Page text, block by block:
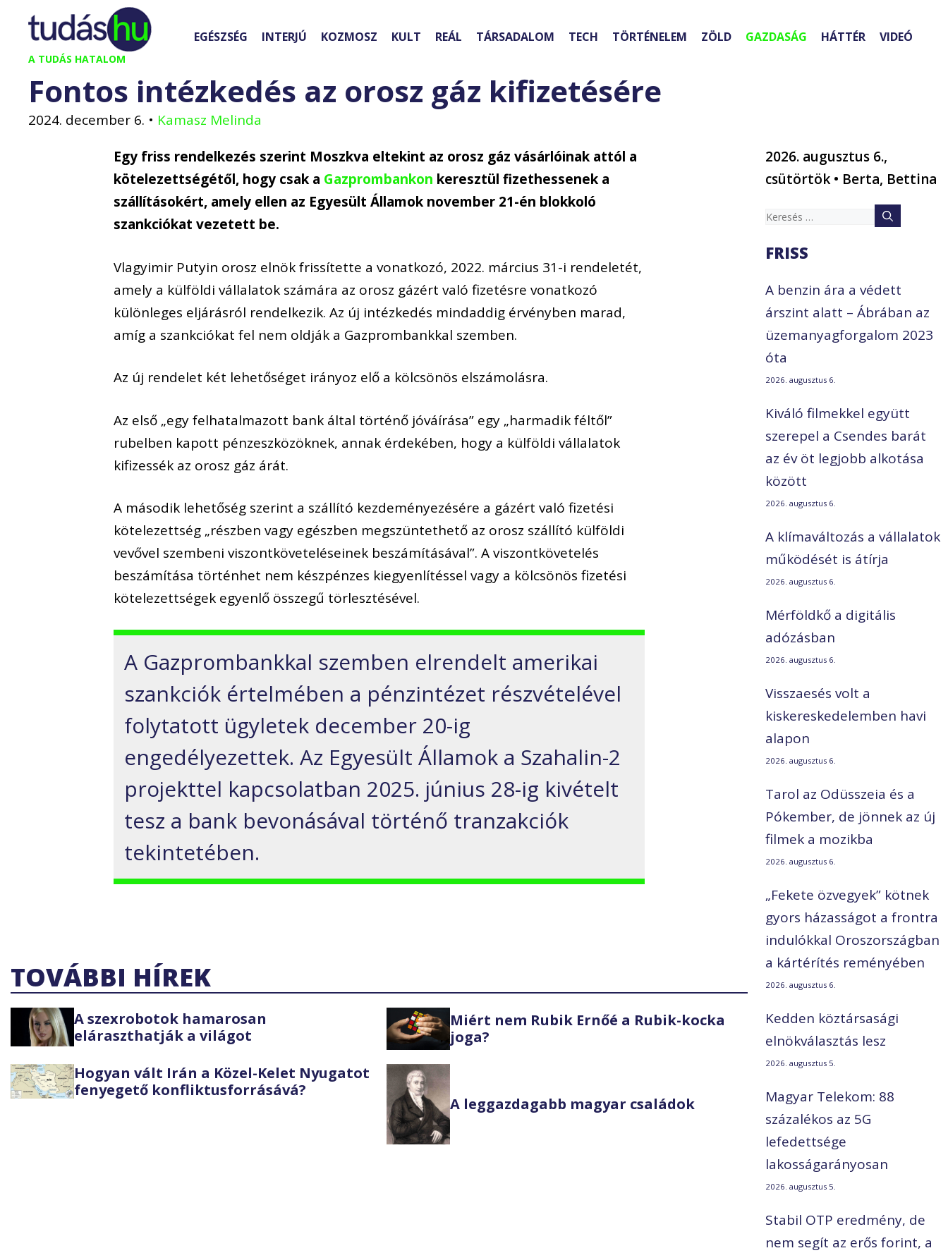
Kilépés
tartalomba
A TUDÁS HATALOM
EGÉSZSÉG INTERJÚ KOZMOSZ KULT REÁL TÁRSADALOM TECH TÖRTÉNELEM ZÖLD GAZDASÁG HÁTTÉR VIDEÓ
Fontos intézkedés az orosz gáz kifizetésére
2024. december 6. • Kamasz Melinda
Egy friss rendelkezés szerint Moszkva eltekint az orosz gáz vásárlóinak attól a
kötelezettségétől, hogy csak a Gazprombankon keresztül fizethessenek a
szállításokért, amely ellen az Egyesült Államok november 21-én blokkoló
szankciókat vezetett be.
Vlagyimir Putyin orosz elnök frissítette a vonatkozó, 2022. március 31-i rendeletét,
amely a külföldi vállalatok számára az orosz gázért való fizetésre vonatkozó
különleges eljárásról rendelkezik. Az új intézkedés mindaddig érvényben marad,
amíg a szankciókat fel nem oldják a Gazprombankkal szemben.
Az új rendelet két lehetőséget irányoz elő a kölcsönös elszámolásra.
Az első „egy felhatalmazott bank által történő jóváírása” egy „harmadik féltől”
rubelben kapott pénzeszközöknek, annak érdekében, hogy a külföldi vállalatok
kifizessék az orosz gáz árát.
A második lehetőség szerint a szállító kezdeményezésére a gázért való fizetési
kötelezettség „részben vagy egészben megszüntethető az orosz szállító külföldi
vevővel szembeni viszontköveteléseinek beszámításával”. A viszontkövetelés
beszámítása történhet nem készpénzes kiegyenlítéssel vagy a kölcsönös fizetési
kötelezettségek egyenlő összegű törlesztésével.
A Gazprombankkal szemben elrendelt amerikai
szankciók értelmében a pénzintézet részvételével
folytatott ügyletek december 20-ig
engedélyezettek. Az Egyesült Államok a Szahalin-2
projekttel kapcsolatban 2025. június 28-ig kivételt
tesz a bank bevonásával történő tranzakciók
tekintetében.
TOVÁBBI HÍREK
A szexrobotok hamarosan
eláraszthatják a világot
Miért nem Rubik Ernőé a Rubik-kocka
joga?
Hogyan vált Irán a Közel-Kelet Nyugatot
fenyegető konfliktusforrásává?
A leggazdagabb magyar családok
2026. augusztus 6.,
csütörtök • Berta, Bettina
Keresés:
FRISS
A benzin ára a védett
árszint alatt – Ábrában az
üzemanyagforgalom 2023
óta
2026. augusztus 6.
Kiváló filmekkel együtt
szerepel a Csendes barát
az év öt legjobb alkotása
között
2026. augusztus 6.
A klímaváltozás a vállalatok
működését is átírja
2026. augusztus 6.
Mérföldkő a digitális
adózásban
2026. augusztus 6.
Visszaesés volt a
kiskereskedelemben havi
alapon
2026. augusztus 6.
Tarol az Odüsszeia és a
Pókember, de jönnek az új
filmek a mozikba
2026. augusztus 6.
„Fekete özvegyek” kötnek
gyors házasságot a frontra
indulókkal Oroszországban
a kártérítés reményében
2026. augusztus 6.
Kedden köztársasági
elnökválasztás lesz
2026. augusztus 5.
Magyar Telekom: 88
százalékos az 5G
lefedettsége
lakosságarányosan
2026. augusztus 5.
Stabil OTP eredmény, de
nem segít az erős forint, a